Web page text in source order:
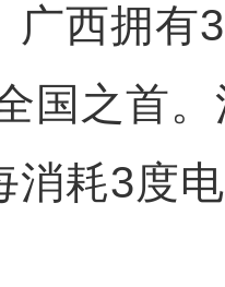
广西拥有
国之首
消耗3度